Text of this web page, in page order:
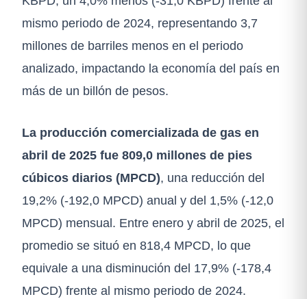
mismo periodo de 2024, representando 3,7
millones de barriles menos en el periodo
analizado, impactando la economía del país en
más de un billón de pesos.
La producción comercializada de gas en
abril de 2025 fue 809,0 millones de pies
cúbicos diarios (MPCD), una reducción del
19,2% (-192,0 MPCD) anual y del 1,5% (-12,0
MPCD) mensual. Entre enero y abril de 2025, el
promedio se situó en 818,4 MPCD, lo que
equivale a una disminución del 17,9% (-178,4
MPCD) frente al mismo periodo de 2024.